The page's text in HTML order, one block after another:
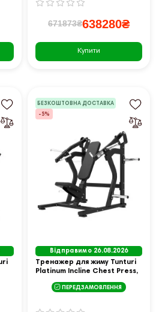
671873₴638280₴
Купити
БЕЗКОШТОВНА ДОСТАВКА
-5%
Відправимо 26.08.2026
Тренажер для жиму Tunturi
Platinum Incline Chest Press,
ПЕРЕДЗАМОВЛЕННЯ